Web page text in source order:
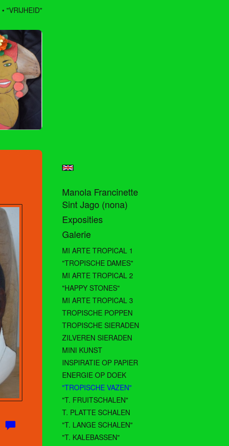
"VRIJHEID"
Manola Francinette
Sint Jago (nona)
Exposities
Galerie
MI ARTE TROPICAL 1
"TROPISCHE DAMES"
MI ARTE TROPICAL 2
"HAPPY STONES"
MI ARTE TROPICAL 3
TROPISCHE POPPEN
TROPISCHE SIERADEN
ZILVEREN SIERADEN
MINI KUNST
INSPIRATIE OP PAPIER
ENERGIE OP DOEK
"TROPISCHE VAZEN"
"T. FRUITSCHALEN"
T. PLATTE SCHALEN
"T. LANGE SCHALEN"
"T. KALEBASSEN"